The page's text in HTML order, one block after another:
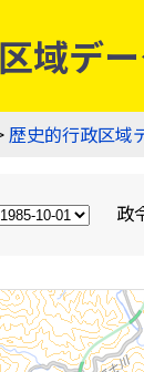
域デ
歴史的行政区域
政